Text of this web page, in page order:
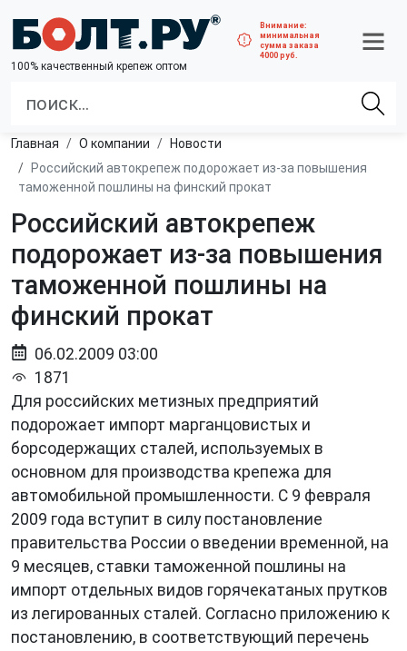
100% качественный крепеж оптом
Внимание:
минимальная
сумма заказа
4000 руб.
Главная О компании
Новости
Российский автокрепеж подорожает из-за повышения
таможенной пошлины на финский прокат
Российский автокрепеж
подорожает из-за повышения
таможенной пошлины на
финский прокат
06.02.2009 03:00
1871
Для российских метизных предприятий
подорожает импорт марганцовистых и
борсодержащих сталей, используемых в
основном для производства крепежа для
автомобильной промышленности. С 9 февраля
2009 года вступит в силу постановление
правительства России о введении временной, на
9 месяцев, ставки таможенной пошлины на
импорт отдельных видов горячекатаных прутков
из легированных сталей. Согласно приложению к
постановлению, в соответствующий перечень